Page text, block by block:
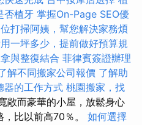
否植牙 掌握On-Page SEO優
打掃阿姨，幫您解決家務煩
一坪多少，提前做好預算規
與整復結合 菲律賓簽證辦理
解不同搬家公司報價 了解助
器的工作方式 桃園搬家，找
敞而豪華的小屋，放鬆身心
比以前高70％。 如何選擇